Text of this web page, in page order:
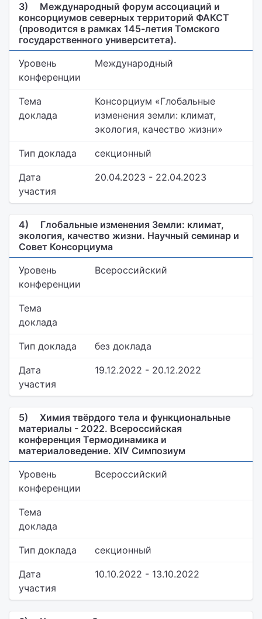
3)
Международный форум ассоциаций и
консорциумов северных территорий ФАКСТ
(проводится в рамках 145-летия Томского
государственного университета).
Уровень
конференции
Международный
Тема
доклада
Консорциум «Глобальные
изменения земли: климат,
экология, качество жизни»
Тип доклада секционный
Дата
участия
20.04.2023 - 22.04.2023
4)
Глобальные изменения Земли: климат,
экология, качество жизни. Научный семинар и
Совет Консорциума
Уровень
конференции
Всероссийский
Тема
доклада
Тип доклада без доклада
Дата
участия
19.12.2022 - 20.12.2022
5)
Химия твёрдого тела и функциональные
материалы - 2022. Всероссийская
конференция Термодинамика и
материаловедение. ХIV Симпозиум
Уровень
конференции
Всероссийский
Тема
доклада
Тип доклада секционный
Дата
участия
10.10.2022 - 13.10.2022